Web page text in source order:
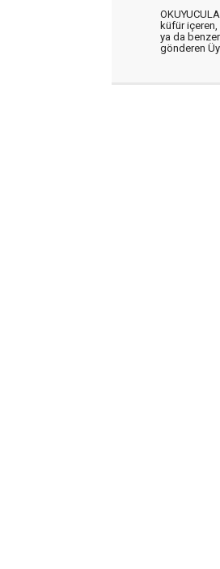
küfür içeren,
ya da
gönderen